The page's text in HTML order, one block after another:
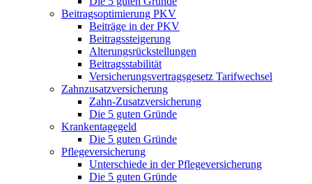
Beitragsoptimierung PKV
Beiträge in der PKV
Beitragssteigerung
Alterungsrückstellungen
Beitragsstabilität
Versicherungsvertragsgesetz Tarifwechsel
Zahnzusatzversicherung
Zahn-Zusatzversicherung
Die 5 guten Gründe
Krankentagegeld
Die 5 guten Gründe
Pflegeversicherung
Unterschiede in der Pflegeversicherung
Die 5 guten Gründe